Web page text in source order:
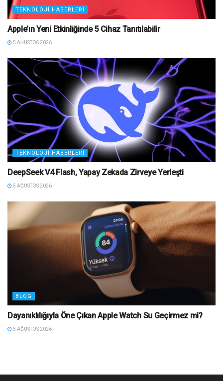
TEKNOLOJI HABERLERI
Apple’ın Yeni Etkinliğinde 5 Cihaz Tanıtılabilir
5 AĞUSTOS 2026
TEKNOLOJI HABERLERI
DeepSeek V4 Flash, Yapay Zekada Zirveye Yerleşti
5 AĞUSTOS 2026
BLOG
Dayanıklılığıyla Öne Çıkan Apple Watch Su Geçirmez mi?
5 AĞUSTOS 2026